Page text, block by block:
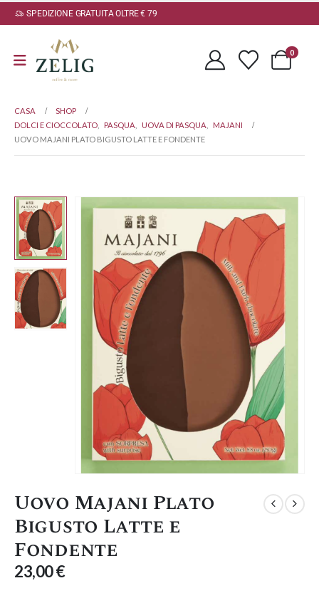
SPEDIZIONE GRATUITA OLTRE € 79
0
CASA
SHOP
DOLCI E CIOCCOLATO
PASQUA UOVA DI PASQUA
MAJANI
UOVO MAJANI PLATO BIGUSTO LATTE E FONDENTE
Uovo Majani Plato
Bigusto Latte e
Fondente
23,00€